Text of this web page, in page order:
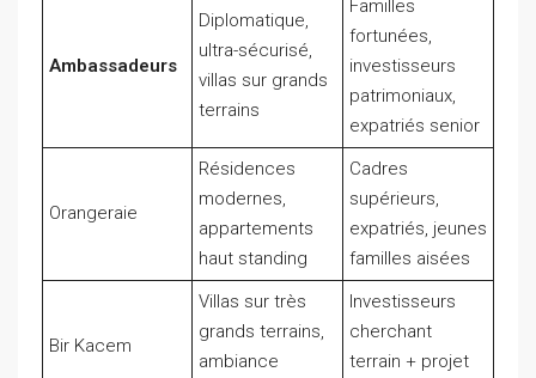
Ambassadeurs
Diplomatique,
ultra-sécurisé,
villas sur grands
terrains
Familles
fortunées,
investisseurs
patrimoniaux,
expatriés senior
Orangeraie
Résidences
modernes,
appartements
haut standing
Cadres
supérieurs,
expatriés, jeunes
familles aisées
Bir Kacem
Villas sur très
grands terrains,
ambiance
Investisseurs
cherchant
terrain + projet